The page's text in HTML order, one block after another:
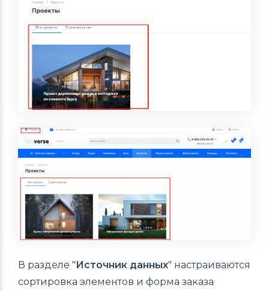
В разделе "Источник данных" настраиваются
сортировка элементов и форма заказа